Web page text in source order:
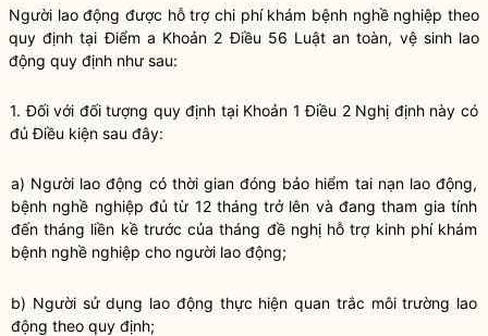
Người lao động được hỗ trợ chi phí khám bệnh nghề nghiệp theo
quy định tạiĐiểm a Khoản 2 Điều 56 Luật an toàn, vệ sinh lao
động quy định như sau:
1. Đối với đối tượng quy định tại Khoản 1 Điều 2 Nghị định này có
đủ Điều kiện sau đây:
a) Người lao động có thời gian đóng bảo hiểm tai nạn lao động,
bệnh nghề nghiệp đủ từ 12 tháng trở lên và đang tham gia tính
đến tháng liền kề trước của tháng đề nghị hỗ trợ kinh phí khám
bệnh nghề nghiệp cho người lao động;
b) Người sử dụng lao động thực hiện quan trắc môi trường lao
động theo quy định;